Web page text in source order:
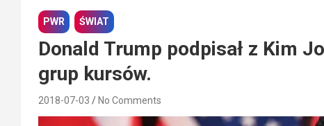
PWR ŚWIAT
Donald Trump podpisał z Kim
grup kursów.
2018-07-03 No Comments